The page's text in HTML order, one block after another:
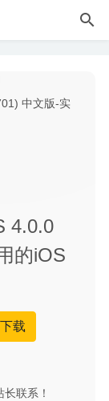
4.0.0
的iOS
载
联系！
看
版-逆天的专
秀的iPhone
数据传